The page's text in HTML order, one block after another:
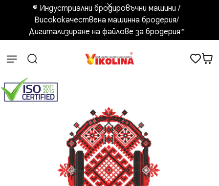
© Индустриални бродировъчни машини /
Висококачествена машинна бродерия/
Дигитализиране на файлове за бродерия™️